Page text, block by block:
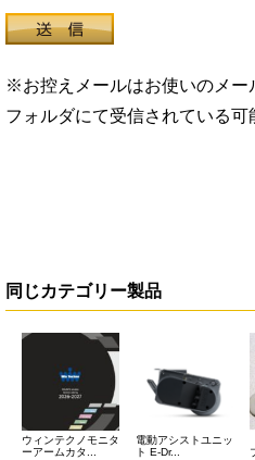
※お控えメールはお使いのメー
フォルダにて受信されている可
同じカテゴリー製品
ウィンテクノモニタ
ーアームカタ...
電動アシストユニッ
ト E-Dr...